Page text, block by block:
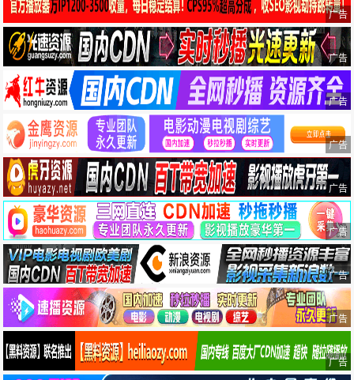
广告
广告
广告
广告
广告
广告
广告
广告
广告